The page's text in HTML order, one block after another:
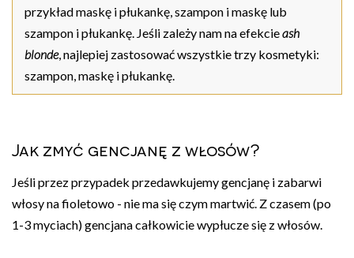
przykład maskę i płukankę, szampon i maskę lub
szampon i płukankę. Jeśli zależy nam na efekcieash
blonde, najlepiej zastosować wszystkie trzy kosmetyki:
szampon, maskę i płukankę.
Jak zmyć gencjanę z włosów?
Jeśli przez przypadek przedawkujemy gencjanę i zabarwi
włosy na fioletowo - nie ma się czym martwić. Z czasem (po
1-3 myciach) gencjana całkowicie wypłucze się z włosów.